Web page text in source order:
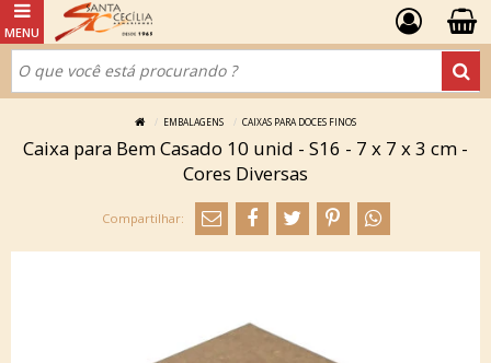
EMBALAGENS CAIXAS PARA DOCES FINOS
Caixa para Bem Casado 10 unid - S16 - 7 x 7 x 3 cm -
Cores Diversas